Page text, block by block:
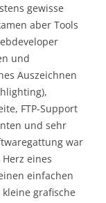
gewisse
aber Tools
und
Auszeichnen
FTP-Support
und sehr
war
eines
einfachen
kleine grafische